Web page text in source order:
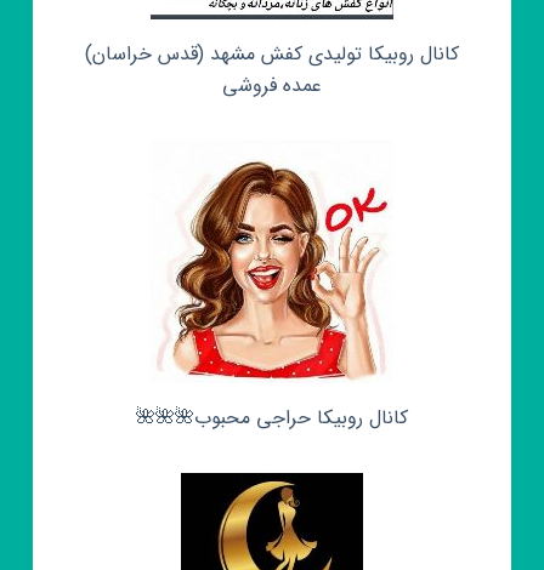
کانال روبیکا تولیدی کفش مشهد (قدس خراسان)
عمده فروشی
کانال روبیکا حراجی محبوب🌺🌺🌺